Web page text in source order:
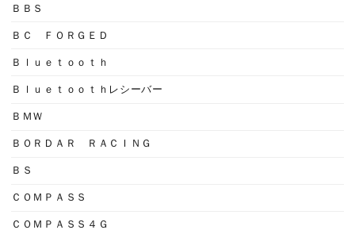
ＢＢＳ
ＢＣ ＦＯＲＧＥＤ
Ｂｌｕｅｔｏｏｔｈ
Ｂｌｕｅｔｏｏｔｈレシーバー
ＢＭＷ
ＢＯＲＤＡＲ ＲＡＣＩＮＧ
ＢＳ
ＣＯＭＰＡＳＳ
ＣＯＭＰＡＳＳ４Ｇ